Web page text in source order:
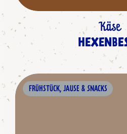
Käse
FRÜHSTÜCK, JAUSE & SNACKS